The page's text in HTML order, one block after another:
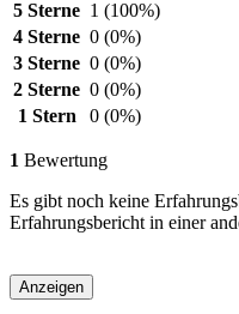
5 Sterne 1 (100%)
4 Sterne 0 (0%)
3 Sterne 0 (0%)
2 Sterne 0 (0%)
1 Stern
0 (0%)
1 Bewertung
Es gibt noch keine
Erfahrungsbericht in einer
Anzeigen